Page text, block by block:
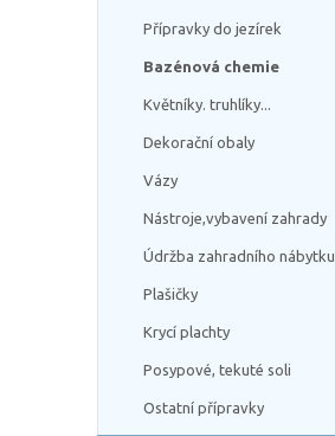
Přípravky do jezírek
Bazénová chemie
Květníky. truhlíky...
Dekorační obaly
Vázy
Nástroje,vybavení zahrady
Údržba zahradního nábytku
Plašičky
Krycí plachty
Posypové, tekuté soli
Ostatní přípravky